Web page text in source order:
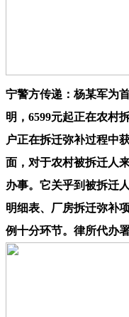
宁警方传递：杨某军为
明，6599元起正在农村
户正在拆迁弥补过程中
面，对于农村被拆迁人
办事。它关乎到被拆迁
明细表、厂房拆迁弥补
例十分环节。律所代办